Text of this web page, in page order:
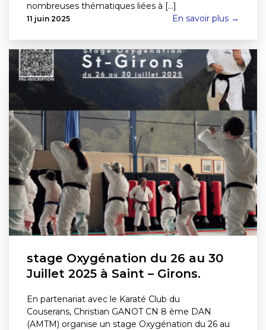
nombreuses thématiques liées à [...]
11 juin 2025 En savoir plus →
stage Oxygénation du 26 au 30
Juillet 2025 à Saint – Girons.
En partenariat avec le Karaté Club du
Couserans, Christian GANOT CN 8 ème DAN
(AMTM) organise un stage Oxygénation du 26 au